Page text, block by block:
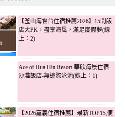
【釜山海雲台住宿推薦2026】15間飯
店大PK，盡享海風，滿足度假夢(線
上：2)
Ace of Hua Hin Resort-華欣海景住宿-
沙灘飯店-無邊際泳池(線上：1)
【2026嘉義住宿推薦】最新TOP15,便